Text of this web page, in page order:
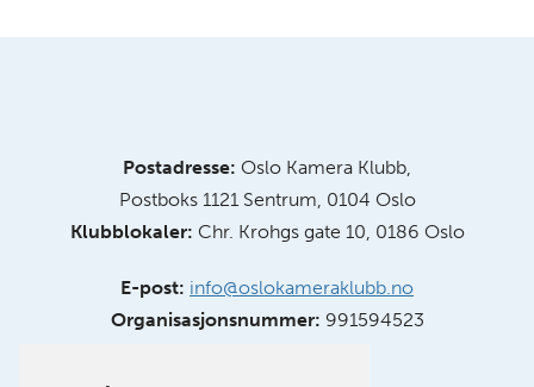
Postadresse: Oslo Kamera Klubb,
Postboks 1121 Sentrum, 0104 Oslo
Klubblokaler: Chr. Krohgs gate 10, 0186 Oslo
E-post: info@oslokameraklubb.no
Organisasjonsnummer: 991594523